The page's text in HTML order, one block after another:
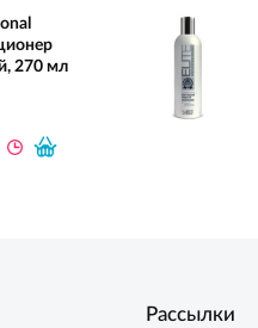
270 мл
Рассылки